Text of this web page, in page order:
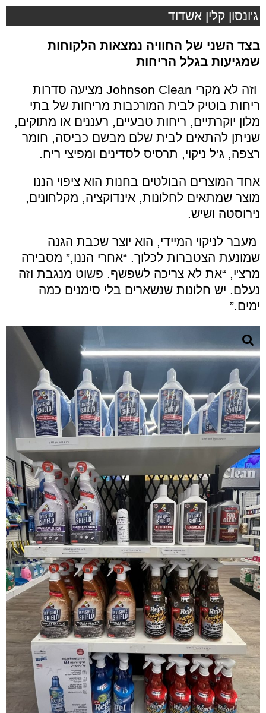
ג'ונסון קלין אשדוד
בצד השני של החוויה נמצאות הלקוחות
שמגיעות בגלל הריחות
וזה לא מקרי
מציעה סדרות
ריחות בוטיק לבית המורכבות מריחות של בתי
מלון יוקרתיים, ריחות טבעיים, רעננים או מתוקים,
שניתן להתאים לבית שלם מבשם כביסה, חומר
רצפה, ג’ל ניקוי, תרסיס לסדינים ומפיצי ריח.
אחד המוצרים הבולטים בחנות הוא ציפוי הננו
מוצר שמתאים לחלונות, אינדוקציה, מקלחונים,
נירוסטה ושיש.
מעבר לניקוי המיידי, הוא יוצר שכבת הגנה
שמונעת הצטברות לכלוך. “אחרי הננו,” מסבירה
מרצ'י, “את לא צריכה לשפשף. פשוט מנגבת וזה
נעלם. יש חלונות שנשארים בלי סימנים כמה
ימים.”